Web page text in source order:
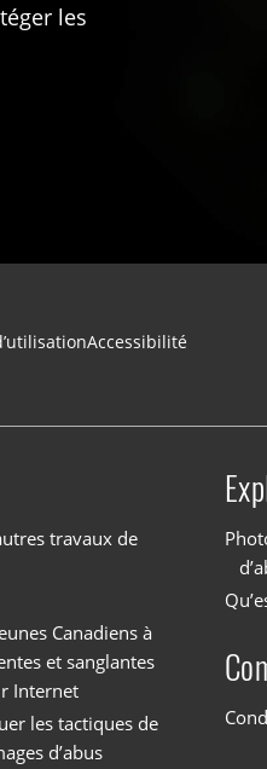
les
Accessibilité
travaux de
Canadiens à
et sanglantes
Internet
les tactiques de
d’abus